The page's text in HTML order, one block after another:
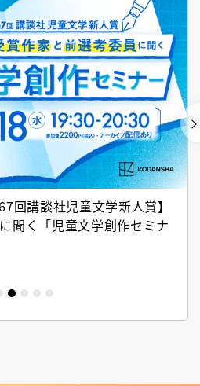
回講談社児童文学新人賞】
聞く「児童文学創作セミナ